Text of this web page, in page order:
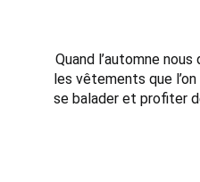
Quand l’automne
les vêtements que
se balader et profiter